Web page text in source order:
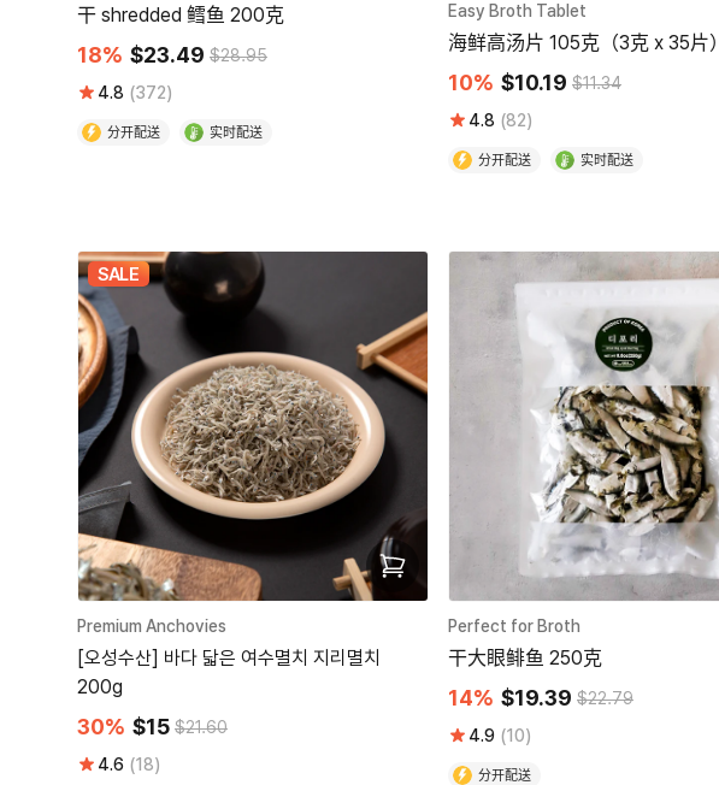
干 shredded 鳕鱼 200克
18% $23.49 $28.95
4.8 (372)
分开配送 实时配送
Easy Broth Tablet
海鲜高汤片 105克（3克 x 35片）
10% $10.19 $11.34
4.8 (82)
分开配送 实时配送
SALE
Premium Anchovies
[오성수산] 바다 닯은 여수멸치 지리멸치
200g
30% $15 $21.60
4.6 (18)
Perfect for Broth
干大眼鲱鱼 250克
14% $19.39 $22.79
4.9 (10)
分开配送